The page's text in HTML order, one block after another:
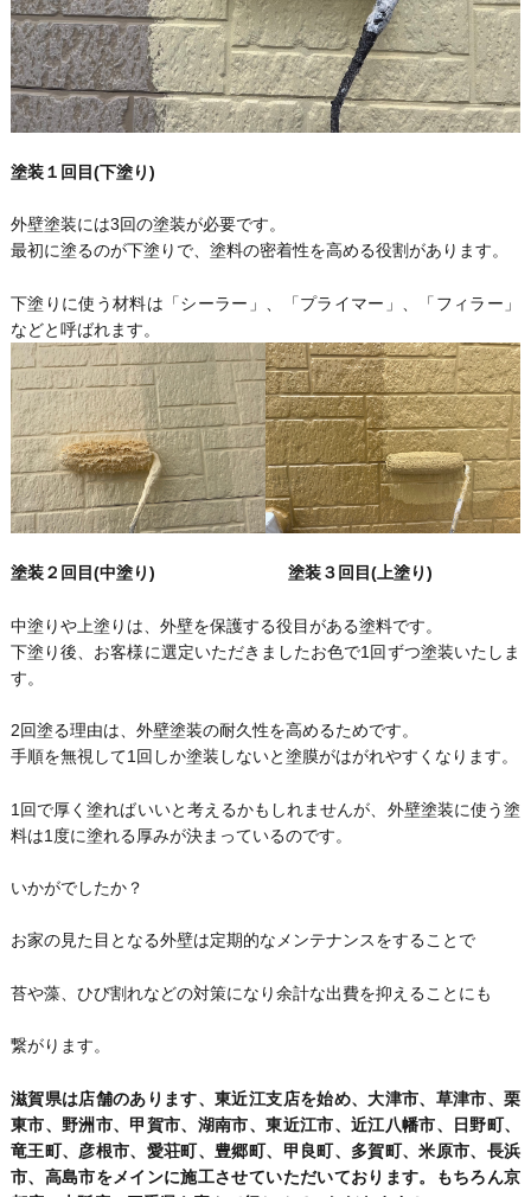
塗装１回目(下塗り)
外壁塗装には3回の塗装が必要です。
最初に塗るのが下塗りで、塗料の密着性を高める役割があります。
下塗りに使う材料は「シーラー」、「プライマー」、「フィラー」
などと呼ばれます。
塗装２回目(中塗り) 塗装３回目(上塗り)
中塗りや上塗りは、外壁を保護する役目がある塗料です。
下塗り後、お客様に選定いただきましたお色で1回ずつ塗装いたしま
す。
2回塗る理由は、外壁塗装の耐久性を高めるためです。
手順を無視して1回しか塗装しないと塗膜がはがれやすくなります。
1回で厚く塗ればいいと考えるかもしれませんが、外壁塗装に使う塗
料は1度に塗れる厚みが決まっているのです。
いかがでしたか？
お家の見た目となる外壁は定期的なメンテナンスをすることで
苔や藻、ひび割れなどの対策になり余計な出費を抑えることにも
繋がります。
滋賀県は店舗のあります、東近江支店を始め、大津市、草津市、栗
東市、野洲市、甲賀市、湖南市、東近江市、近江八幡市、日野町、
竜王町、彦根市、愛荘町、豊郷町、甲良町、多賀町、米原市、長浜
市、高島市をメインに施工させていただいております。もちろん京